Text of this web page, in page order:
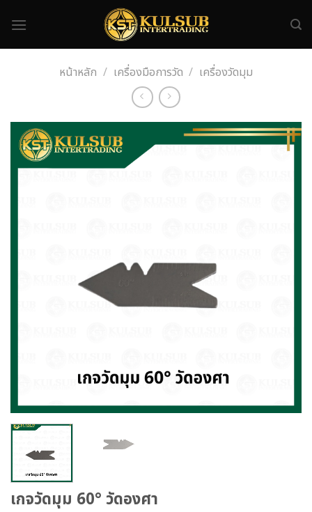
หน้าหลัก / เครื่องมือการวัด / เครื่องวัดมุม
เกจวัดมุม 60° วัดองศา